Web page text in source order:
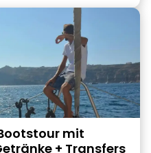
mit
+ Transfers